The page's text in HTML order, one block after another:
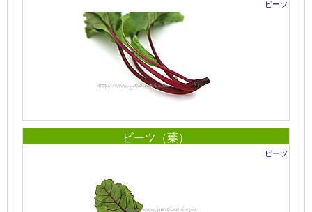
ビーツ
ビーツ（葉）
ビーツ